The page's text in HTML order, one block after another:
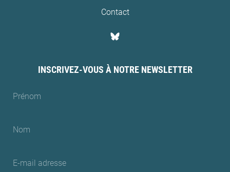
Contact
INSCRIVEZ-VOUS À NOTRE NEWSLETTER